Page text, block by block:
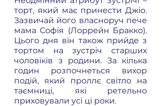
торт, який має принести Джіо.
Зазвичай його власноруч пече
мама Софія (Лоррейн Бракко).
Цього дня він також прийде з
тортом на зустріч старших
чоловіків з родини. За кілька
годин розпочнеться вихор
подій, який проллє світло на
таємниці, які ретельно
приховували усі ці роки.